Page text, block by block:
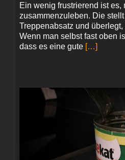
Ein wenig frustrierend ist
zusammenzuleben. Die
Treppenabsatz und
Wenn man selbst fast oben
dass es eine gute[…]